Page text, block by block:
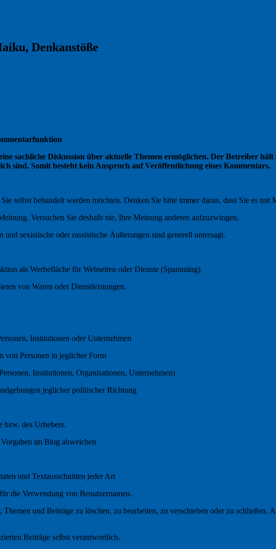
Denkanstöße
sachliche Diskussion über aktuelle Themen ermöglichen. Der Betreiber
sind. Somit besteht kein Anspruch auf Veröffentlichung eines Kommentars.
selbst behandelt werden möchten. Denken Sie bitte immer daran, dass Sie es
Versuchen Sie deshalb nie, Ihre Meinung anderen aufzuzwingen.
sexistische oder rassistische Äußerungen sind generell untersagt.
als Werbefläche für Webseiten oder Dienste (Spamming)
von Waren oder Dienstleistungen.
Institutionen oder Unternehmen
von Personen in jeglicher Form
Institutionen, Organisationen, Unternehmen)
jeglicher politischer Richtung
bzw. des Urhebers.
im Blog abweichen
und Textausschnitten jeder Art
die Verwendung von Benutzernamen.
Themen und Beiträge zu löschen, zu bearbeiten, zu verschieben oder zu
Beiträge selbst verantwortlich.